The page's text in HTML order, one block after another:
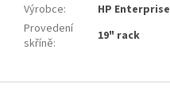
Výrobce:
HP Enterprise
Provedení
skříně: 19" rack